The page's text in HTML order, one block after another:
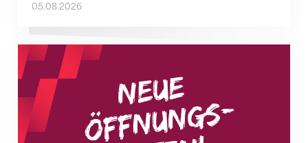
05.08.2026
Neue Empfangszeiten ab 1. August 2026